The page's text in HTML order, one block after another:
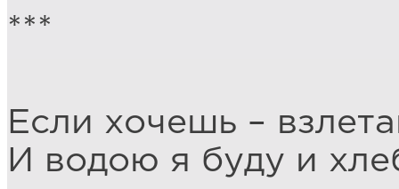
***
Если хочешь –
И водою я буду и